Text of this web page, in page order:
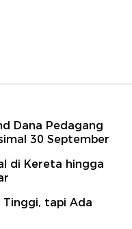
Dana Pedagang
30 September
di Kereta hingga
Tinggi, tapi Ada